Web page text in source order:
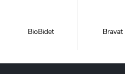
BioBidet Bravat